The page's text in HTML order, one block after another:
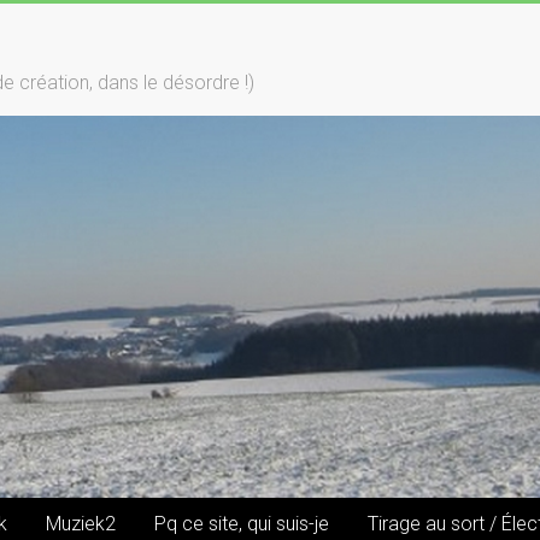
création, dans le désordre !)
Muziek2 Pq ce site, qui suis-je Tirage au sort /